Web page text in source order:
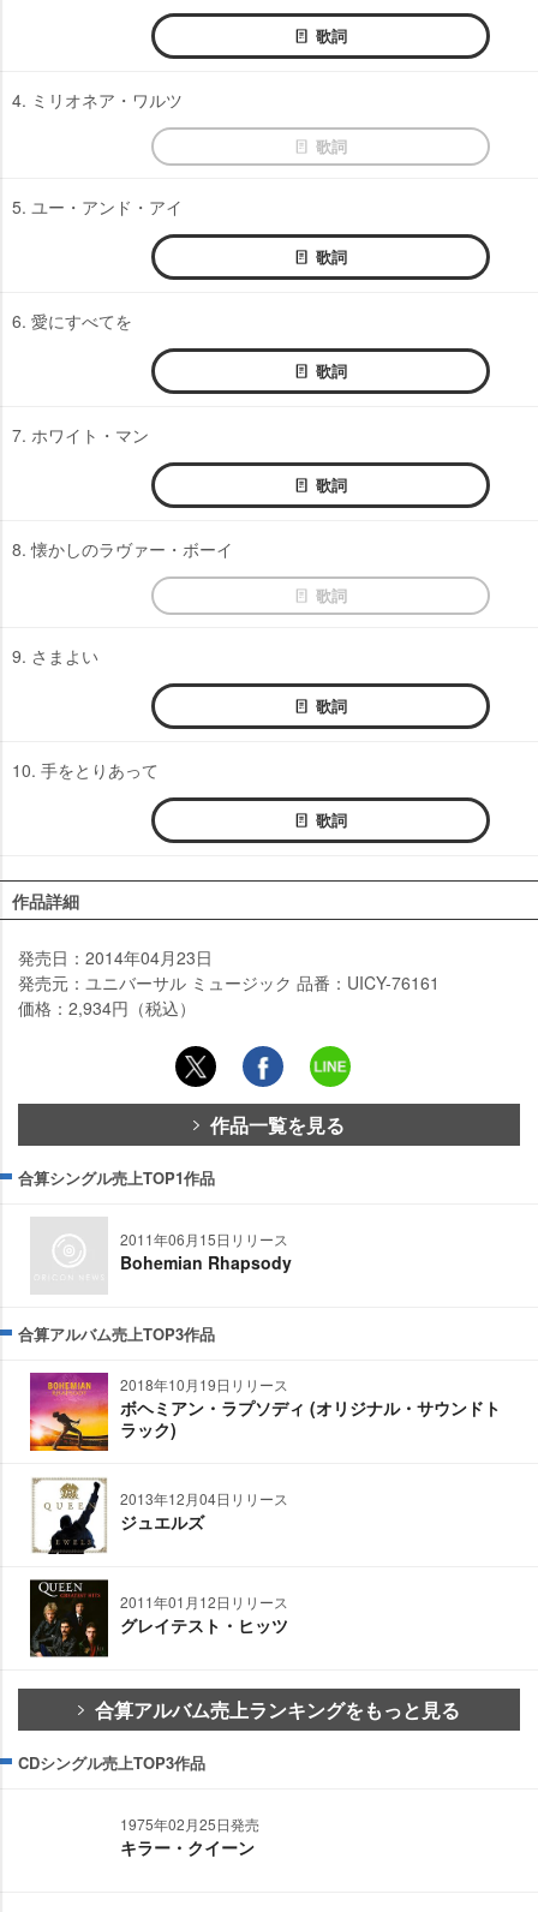
歌詞
4. ミリオネア・ワルツ
歌詞
5. ユー・アンド・アイ
歌詞
6. 愛にすべてを
歌詞
7. ホワイト・マン
歌詞
8. 懐かしのラヴァー・ボーイ
歌詞
9. さまよい
歌詞
10. 手をとりあって
歌詞
作品詳細
発売日：2014年04月23日
発売元：ユニバーサル ミュージック 品番：UICY-76161
価格：2,934円（税込）
作品一覧を見る
合算シングル売上TOP1作品
2011年06月15日リリース
Bohemian Rhapsody
合算アルバム売上TOP3作品
2018年10月19日リリース
ボヘミアン・ラプソディ (オリジナル・サウンドト
ラック)
2013年12月04日リリース
ジュエルズ
2011年01月12日リリース
グレイテスト・ヒッツ
合算アルバム売上ランキングをもっと見る
CDシングル売上TOP3作品
1975年02月25日発売
キラー・クイーン